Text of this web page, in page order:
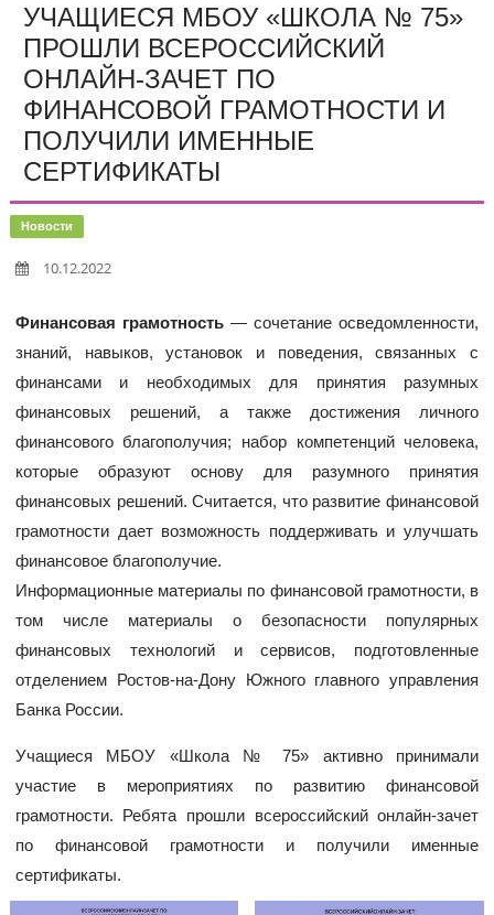
УЧАЩИЕСЯ МБОУ «ШКОЛА № 75»
ПРОШЛИ ВСЕРОССИЙСКИЙ
ОНЛАЙН-ЗАЧЕТ ПО
ФИНАНСОВОЙ ГРАМОТНОСТИ И
ПОЛУЧИЛИ ИМЕННЫЕ
СЕРТИФИКАТЫ
Новости
10.12.2022
Финансовая грамотность— сочетание осведомленности,
знаний, навыков, установок и поведения, связанных с
финансами и необходимых для принятия разумных
финансовых решений, а также достижения личного
финансового благополучия; набор компетенций человека,
которые образуют основу для разумного принятия
финансовых решений. Считается, что развитие финансовой
грамотности дает возможность поддерживать и улучшать
финансовое благополучие.
Информационные материалы по финансовой грамотности, в
том числе материалы о безопасности популярных
финансовых технологий и сервисов, подготовленные
отделением Ростов-на-Дону Южного главного управления
Банка России.
Учащиеся МБОУ «Школа № 75» активно принимали
участие в мероприятиях по развитию финансовой
грамотности. Ребята прошли всероссийский онлайн-зачет
по финансовой грамотности и получили именные
сертификаты.